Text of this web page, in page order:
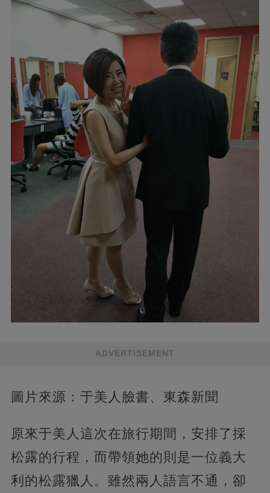
ADVERTISEMENT
圖片來源：于美人臉書、東森新聞
原來于美人這次在旅行期間，安排了採
松露的行程，而帶領她的則是一位義大
利的松露獵人。雖然兩人語言不通，卻